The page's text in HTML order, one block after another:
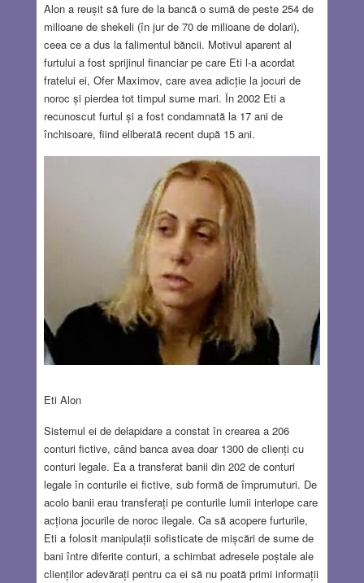
Alon a reușit să fure de la bancă o sumă de peste 254 de
milioane de shekeli (în jur de 70 de milioane de dolari),
ceea ce a dus la falimentul băncii. Motivul aparent al
furtului a fost sprijinul financiar pe care Eti l-a acordat
fratelui ei, Ofer Maximov, care avea adicție la jocuri de
noroc și pierdea tot timpul sume mari. În 2002 Eti a
recunoscut furtul și a fost condamnată la 17 ani de
închisoare, fiind eliberată recent după 15 ani.
Eti Alon
Sistemul ei de delapidare a constat în crearea a 206
conturi fictive, când banca avea doar 1300 de clienți cu
conturi legale. Ea a transferat banii din 202 de conturi
legale în conturile ei fictive, sub formă de împrumuturi. De
acolo banii erau transferați pe conturile lumii interlope care
acționa jocurile de noroc ilegale. Ca să acopere furturile,
Eti a folosit manipulații sofisticate de mișcări de sume de
bani între diferite conturi, a schimbat adresele poștale ale
clienților adevărați pentru ca ei să nu poată primi informații